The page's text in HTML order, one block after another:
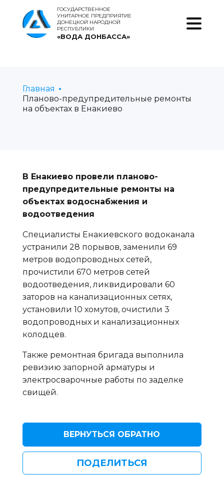
ГОСУДАРСТВЕННОЕ
УНИТАРНОЕ ПРЕДПРИЯТИЕ
ДОНЕЦКОЙ НАРОДНОЙ
РЕСПУБЛИКИ
«ВОДА ДОНБАССА»
Главная
Планово-предупредительные ремонты
на объектах в Енакиево
В Енакиево провели планово-
предупредительные ремонты на
объектах водоснабжения и
водоотведения
Специалисты Енакиевского водоканала
устранили 28 порывов, заменили 69
метров водопроводных сетей,
прочистили 670 метров сетей
водоотведения, ликвидировали 60
заторов на канализационных сетях,
установили 10 хомутов, очистили 3
водопроводных и канализационных
колодцев.
Также ремонтная бригада выполнила
ревизию запорной арматуры и
электросварочные работы по заделке
свищей.
ВЕРНУТЬСЯ ОБРАТНО
ПОДЕЛИТЬСЯ